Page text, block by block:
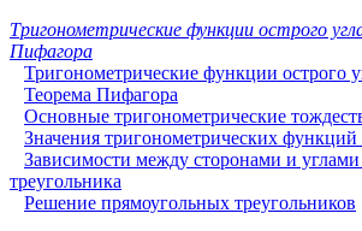
Тригонометрические функции острого
Пифагора
Тригонометрические функции острого
Теорема Пифагора
Основные тригонометрические
Значения тригонометрических функций
Зависимости между сторонами и
треугольника
Решение прямоугольных треугольников